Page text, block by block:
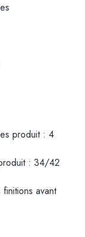
produit : 4
: 34/42
avant